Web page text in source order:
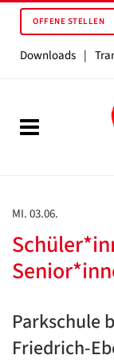
OFFENE STELLEN
Downloads |
MI. 03.06.
Parkschule
Friedrich-